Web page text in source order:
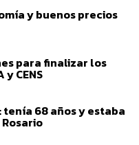
y buenos precios
para finalizar los
CENS
tenía 68 años y estaba